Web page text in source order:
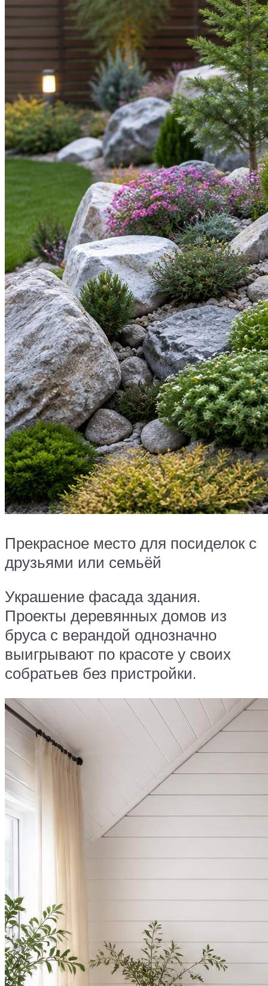
Прекрасное место для посиделок с
друзьями или семьёй
Украшение фасада здания.
Проекты деревянных домов из
бруса с верандой однозначно
выигрывают по красоте у своих
собратьев без пристройки.